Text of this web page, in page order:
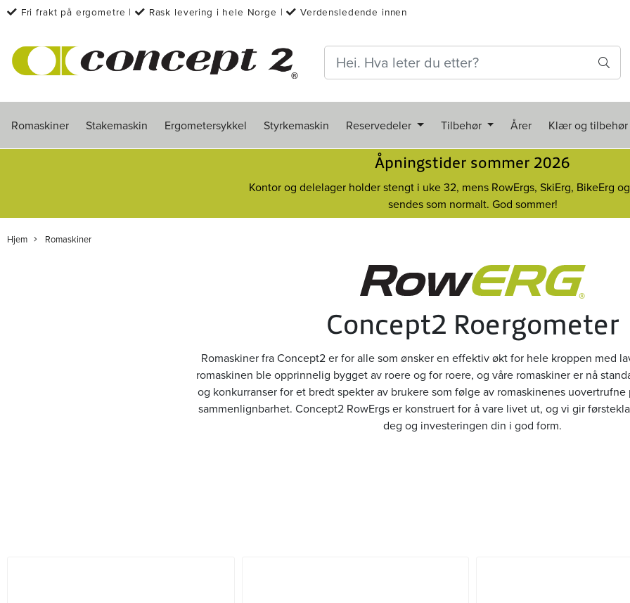
Fri frakt på ergometre | Rask levering i hele Norge |
Verdensledende innen
Romaskiner Stakemaskin Ergometersykkel Styrkemaskin Reservedeler Tilbehør Årer Klær og tilbehør
Åpningstider sommer 2026
Kontor og delelager holder stengt i uke 32, mens RowErgs, SkiErg, BikeErg
sendes som normalt. God sommer!
Hjem Romaskiner
Concept2 Roergometer
Romaskiner fra Concept2 er for alle som ønsker en effektiv økt for hele kroppen med
romaskinen ble opprinnelig bygget av roere og for roere, og våre romaskiner er nå
og konkurranser for et bredt spekter av brukere som følge av romaskinenes
sammenlignbarhet. Concept2 RowErgs er konstruert for å vare livet ut, og vi gir
deg og investeringen din i god form.